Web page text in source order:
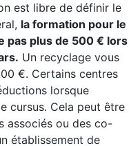
est libre de définir le
la formation pour le
pas plus de 500 € lors
Un recyclage vous
€. Certains centres
lorsque
cursus. Cela peut être
associés ou des co-
établissement de